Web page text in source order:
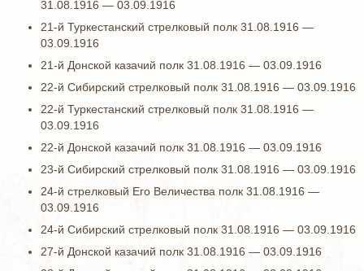
31.08.1916 — 03.09.1916
21-й Туркестанский стрелковый полк 31.08.1916 —
03.09.1916
21-й Донской казачий полк 31.08.1916 — 03.09.1916
22-й Сибирский стрелковый полк 31.08.1916 — 03.09.1916
22-й Туркестанский стрелковый полк 31.08.1916 —
03.09.1916
22-й Донской казачий полк 31.08.1916 — 03.09.1916
23-й Сибирский стрелковый полк 31.08.1916 — 03.09.1916
24-й стрелковый Его Величества полк 31.08.1916 —
03.09.1916
24-й Сибирский стрелковый полк 31.08.1916 — 03.09.1916
27-й Донской казачий полк 31.08.1916 — 03.09.1916